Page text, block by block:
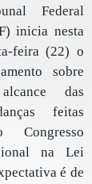
Federal
inicia nesta
feira (22) o
sobre
das
feitas
Congresso
na Lei
é de